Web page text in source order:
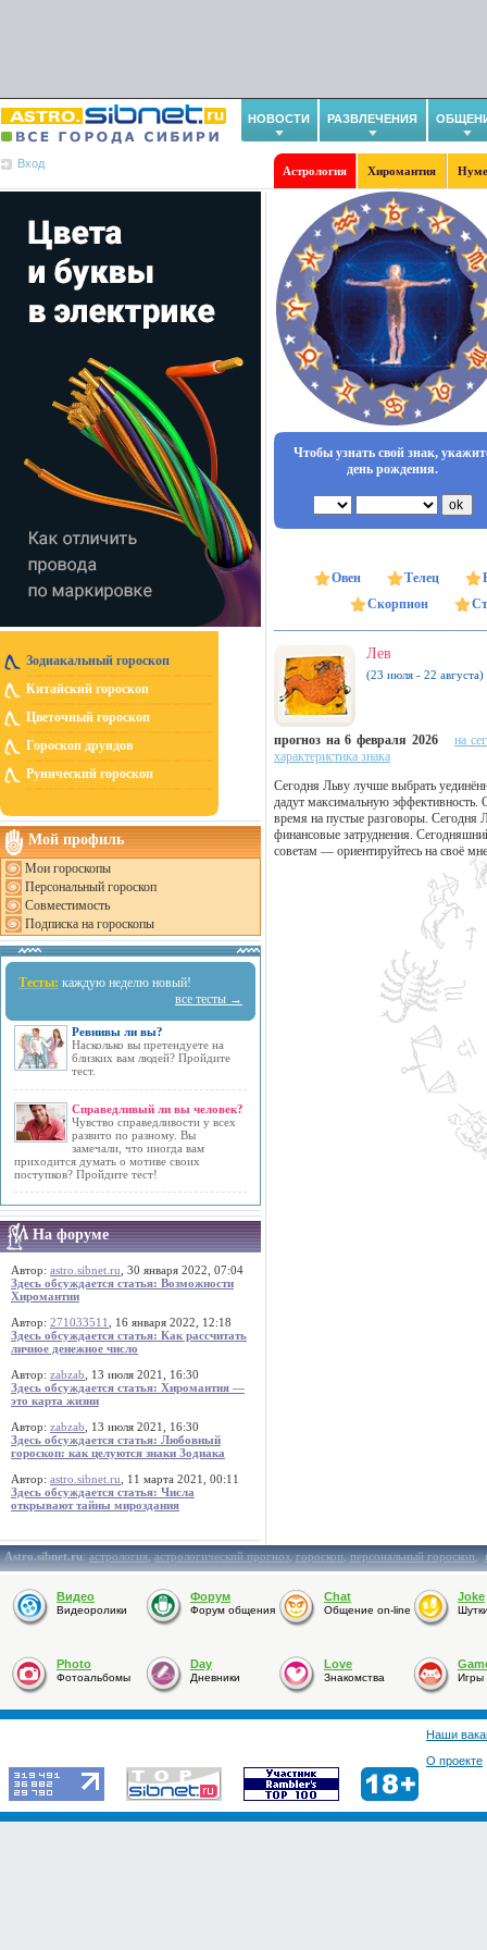
НОВОСТИ РАЗВЛЕЧЕНИЯ
Вход
Астрология Хиромантия
Зодиакальный гороскоп
Китайский гороскоп
Цветочный гороскоп
Гороскоп друидов
Рунический гороскоп
Мой профиль
Мои гороскопы
Персональный гороскоп
Совместимость
Подписка на гороскопы
Тесты: каждую неделю новый!
все тесты →
Ревнивы ли вы?
Насколько вы претендуете на
близких вам людей? Пройдите
тест.
Справедливый ли вы человек?
Чувство справедливости у всех
развито по разному. Вы
замечали, что иногда вам
приходится думать о мотиве своих
поступков? Пройдите тест!
На форуме
Автор: astro.sibnet.ru , 30 января 2022, 07:04
Здесь обсуждается статья: Возможности
Хиромантии
Автор: 271033511
, 16 января 2022, 12:18
Здесь обсуждается статья: Как рассчитать
личное денежное число
Автор: zabzab , 13 июля 2021, 16:30
Здесь обсуждается статья: Хиромантия —
это карта жизни
Автор: zabzab , 13 июля 2021, 16:30
Здесь обсуждается статья: Любовный
гороскоп: как целуются знаки Зодиака
Автор: astro.sibnet.ru , 11 марта 2021, 00:11
Здесь обсуждается статья: Числа
открывают тайны мироздания
Чтобы узнать свой знак,
день рождения.
Овен Телец
Скорпион
Лев
(23 июля - 22 августа)
прогноз на 6 февраля 2026
на
характеристика знака
Сегодня Льву лучше выбрать
дадут максимальную эффективность.
время на пустые разговоры.
финансовые затруднения.
советам — ориентируйтесь на своё
Astro.sibnet.ru:астрология,астрологический прогноз,гороскоп,персональный гороскоп,
Видео
Видеоролики
Форум
Форум общения
Chat
Общение on-line
Joke
Photo
Фотоальбомы
Day
Дневники
Love
Знакомства Игры
Наши
О проекте